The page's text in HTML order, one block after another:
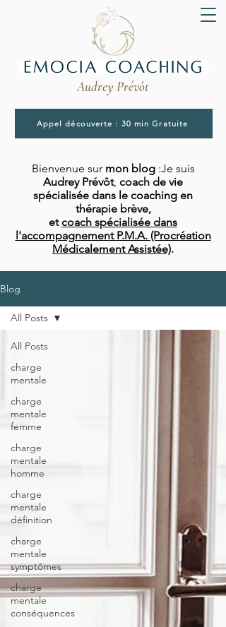
Audrey Prévôt
Appel découverte : 30 min Gratuite
Bienvenue sur mon blog :Je suis
Audrey Prévôt, coach de vie
spécialisée dans le coaching en
thérapie brève,
etcoach spécialisée dans
l'accompagnement P.M.A. (Procréation
Médicalement Assistée).
Blog
All Posts
charge
mentale
charge
mentale
femme
charge
mentale
homme
charge
mentale
définition
charge
mentale
symptômes
charge
mentale
conséquences
All Posts